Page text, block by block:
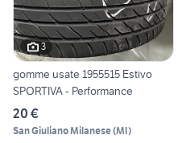
3
gomme usate 1955515 Estivo
SPORTIVA - Performance
20 €
San Giuliano Milanese(MI)